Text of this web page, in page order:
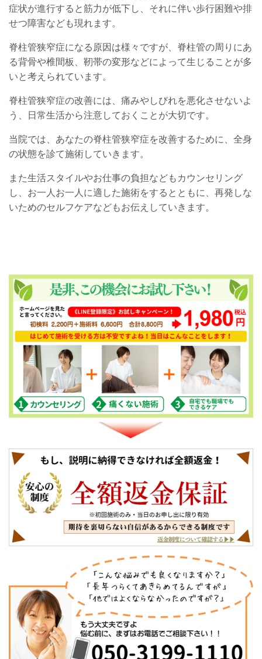
症状が進行すると筋力が低下し、それに伴い歩行困難や排
せつ障害なども現れます。
脊柱管狭窄症になる原因は様々ですが、脊柱管の周りにあ
る背骨や椎間板、靭帯の変形などによって生じることが多
いと考えられています。
脊柱管狭窄症の改善には、痛みやしびれを悪化させないよ
う、日常生活から注意しておくことが大切です。
当院では、あなたの脊柱管狭窄症を改善するために、全身
の状態を診て施術していきます。
また生活スタイルやお仕事の負担などもカウンセリング
し、お一人お一人に適した施術をするとともに、再発しな
いためのセルフケアなどもお伝えしていきます。